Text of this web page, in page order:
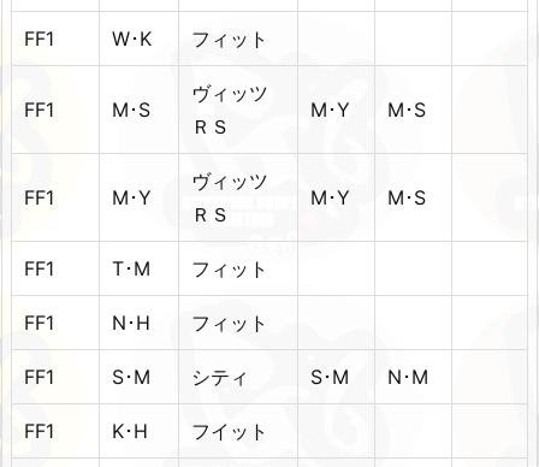
FF1 W･K フィット
FF1 M･S
ヴィッツ
ＲＳ
M･Y M･S
FF1 M･Y
ヴィッツ
ＲＳ
M･Y M･S
FF1 T･M フィット
FF1 N･H フィット
FF1 S･M シティ S･M N･M
FF1 K･H フイット